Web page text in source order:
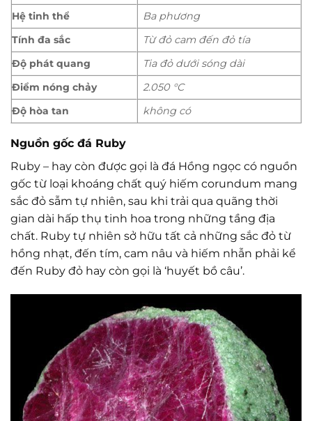
Hệ tinh thể
Ba phương
Tính đa sắc
Từ đỏ cam đến đỏ tía
Độ phát quang
Tia đỏ dưới sóng dài
Điểm nóng chảy
2.050 °C
Độ hòa tan
không có
Nguồn gốc đá Ruby
Ruby – hay còn được gọi là đá Hồng ngọc có nguồn
gốc từ loại khoáng chất quý hiếm corundum mang
sắc đỏ sẫm tự nhiên, sau khi trải qua quãng thời
gian dài hấp thụ tinh hoa trong những tầng địa
chất. Ruby tự nhiên sở hữu tất cả những sắc đỏ từ
hồng nhạt, đến tím, cam nâu và hiếm nhẫn phải kể
đến Ruby đỏ hay còn gọi là ‘huyết bồ câu’.